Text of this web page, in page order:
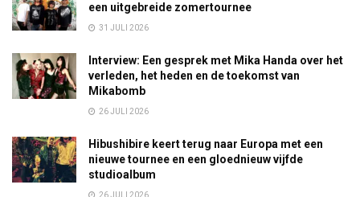
een uitgebreide zomertournee
31 JULI 2026
Interview: Een gesprek met Mika Handa over het
verleden, het heden en de toekomst van
Mikabomb
26 JULI 2026
Hibushibire keert terug naar Europa met een
nieuwe tournee en een gloednieuw vijfde
studioalbum
26 JULI 2026